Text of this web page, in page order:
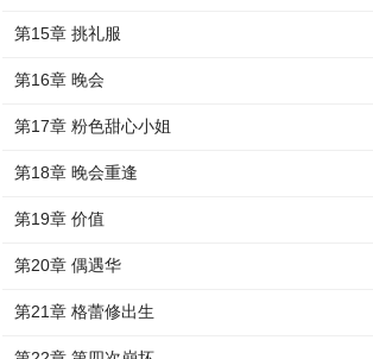
第15章 挑礼服
第16章 晚会
第17章 粉色甜心小姐
第18章 晚会重逢
第19章 价值
第20章 偶遇华
第21章 格蕾修出生